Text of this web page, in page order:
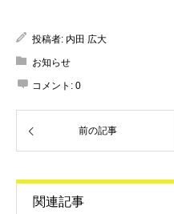
投稿者: 内田 広大
お知らせ
コメント: 0
前の記事
関連記事